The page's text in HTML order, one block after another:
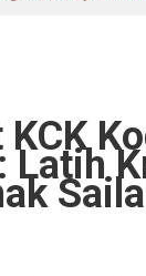
Latih